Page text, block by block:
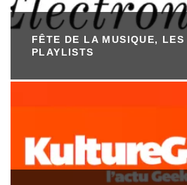
FÊTE DE LA MUSIQUE,
PLAYLISTS